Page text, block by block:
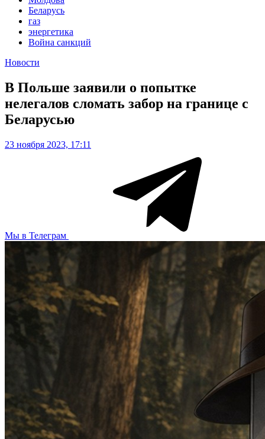
Беларусь
газ
энергетика
Война санкций
Новости
В Польше заявили о попытке
нелегалов сломать забор на границе с
Беларусью
23 ноября 2023, 17:11
Мы в Телеграм